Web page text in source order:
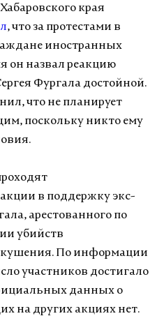
края
, что за протестами в
иностранных
он назвал реакцию
Фургала достойной.
что не планирует
поскольку никто ему
в поддержку экс-
арестованного по
убийств
По информации
участников достигало
данных о
на других акциях нет.